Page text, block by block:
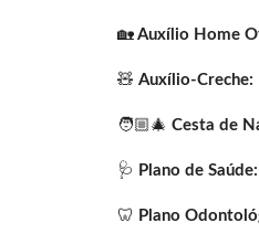
🏡 Auxílio Home
🧸 Auxílio-Creche:
🧑🏼‍🎄 Cesta de
🩺 Plano de Saúde:
🦷 Plano